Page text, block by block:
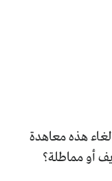
هذه معاهدة
أو مماطلة؟